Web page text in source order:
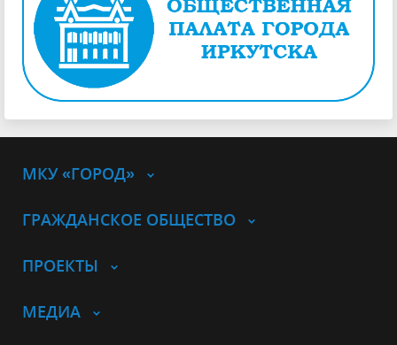
МКУ «ГОРОД»
ГРАЖДАНСКОЕ ОБЩЕСТВО
ПРОЕКТЫ
МЕДИА